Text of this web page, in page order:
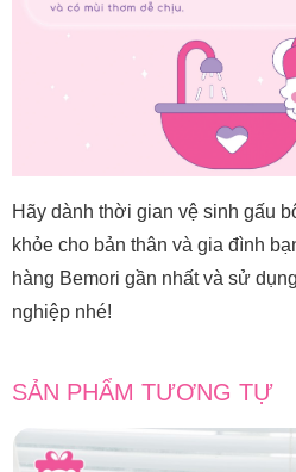
Hãy dành thời gian vệ sinh gấu
khỏe cho bản thân và gia đình
hàng Bemori gần nhất và sử
nghiệp nhé!
SẢN PHẨM TƯƠNG TỰ